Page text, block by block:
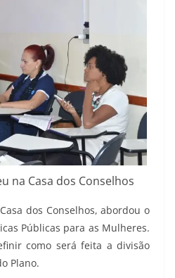
na Casa dos Conselhos
dos Conselhos, abordou o
Públicas para as Mulheres.
como será feita a divisão
Plano.